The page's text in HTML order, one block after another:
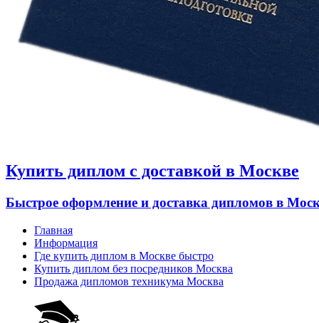
Купить диплом с доставкой в Москве
Быстрое оформление и доставка дипломов в
Главная
Информация
Где купить диплом в Москве быстро
Купить диплом без посредников Москва
Продажа дипломов техникума Москва